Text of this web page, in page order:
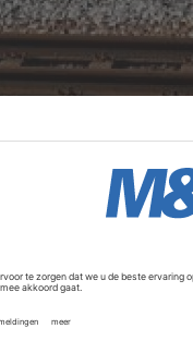
vastgoed,
Vijf
Aiber. De
kondigde eerder al
op en om het